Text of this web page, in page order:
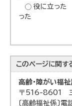
役に立った
った
このページに関す
高齢・障がい福
〒516-8601
〔高齢福祉係〕